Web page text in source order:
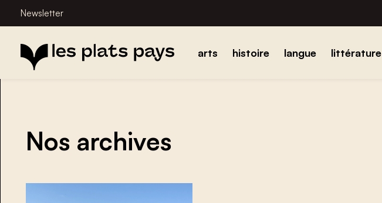
Newsletter
arts histoire langue littérature
Nos archives